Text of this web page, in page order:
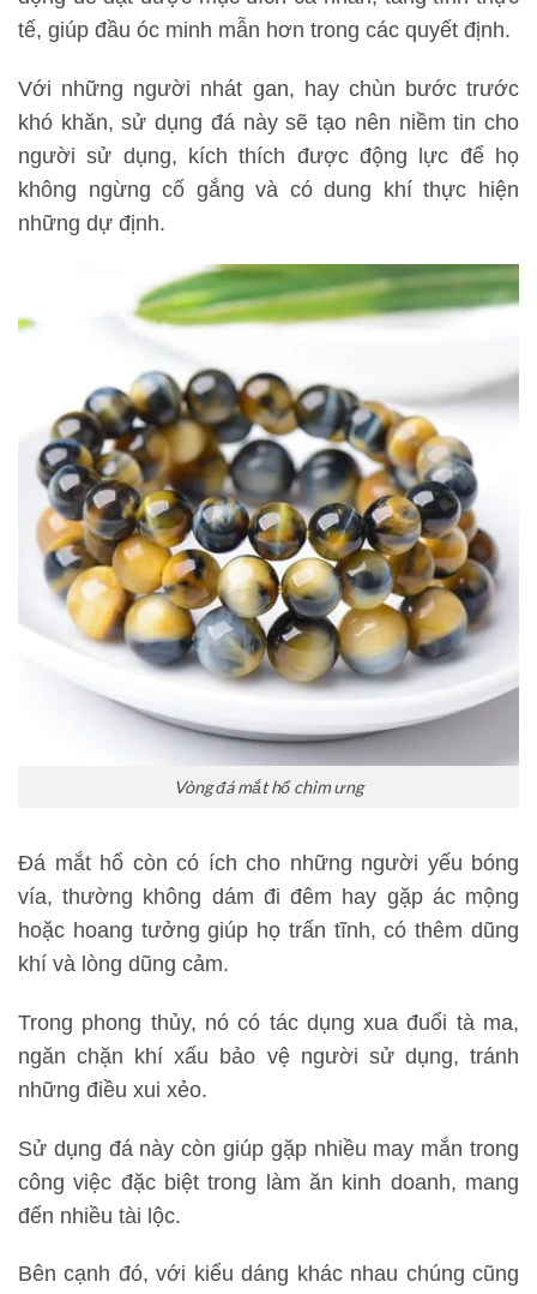
tế, giúp đầu óc minh mẫn hơn trong các quyết định.
Với những người nhát gan, hay chùn bước trước
khó khăn, sử dụng đá này sẽ tạo nên niềm tin cho
người sử dụng, kích thích được động lực để họ
không ngừng cố gắng và có dung khí thực hiện
những dự định.
Vòng đá mắt hổ chim ưng
Đá mắt hổ còn có ích cho những người yếu bóng
vía, thường không dám đi đêm hay gặp ác mộng
hoặc hoang tưởng giúp họ trấn tĩnh, có thêm dũng
khí và lòng dũng cảm.
Trong phong thủy, nó có tác dụng xua đuổi tà ma,
ngăn chặn khí xấu bảo vệ người sử dụng, tránh
những điều xui xẻo.
Sử dụng đá này còn giúp gặp nhiều may mắn trong
công việc đặc biệt trong làm ăn kinh doanh, mang
đến nhiều tài lộc.
Bên cạnh đó, với kiểu dáng khác nhau chúng cũng